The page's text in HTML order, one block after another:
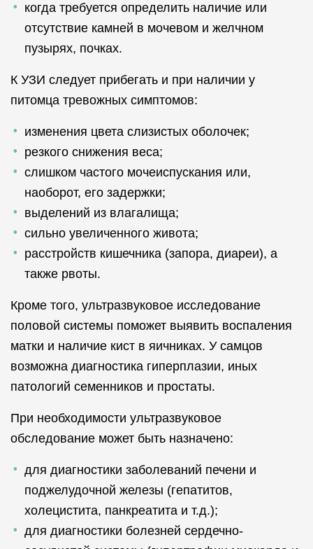
когда требуется определить наличие или
отсутствие камней в мочевом и желчном
пузырях, почках.
К УЗИ следует прибегать и при наличии у
питомца тревожных симптомов:
изменения цвета слизистых оболочек;
резкого снижения веса;
слишком частого мочеиспускания или,
наоборот, его задержки;
выделений из влагалища;
сильно увеличенного живота;
расстройств кишечника (запора, диареи), а
также рвоты.
Кроме того, ультразвуковое исследование
половой системы поможет выявить воспаления
матки и наличие кист в яичниках. У самцов
возможна диагностика гиперплазии, иных
патологий семенников и простаты.
При необходимости ультразвуковое
обследование может быть назначено:
для диагностики заболеваний печени и
поджелудочной железы (гепатитов,
холецистита, панкреатита и т.д.);
для диагностики болезней сердечно-